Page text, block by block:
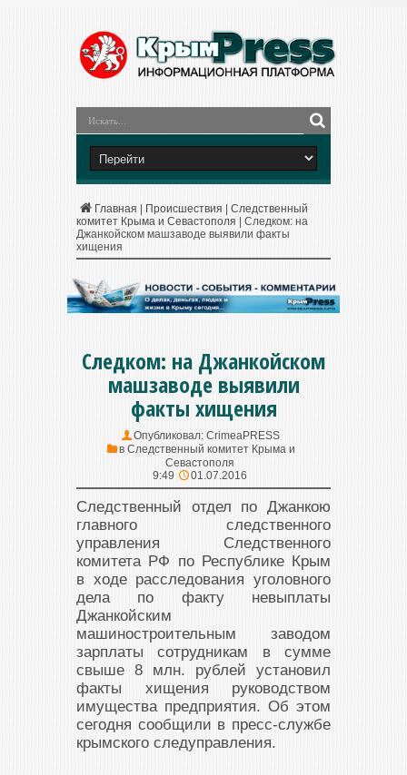
Главная Происшествия
Следственный
комитет Крыма и Севастополя
Следком: на
Джанкойском машзаводе выявили факты
хищения
Следком: на Джанкойском
машзаводе выявили
факты хищения
Опубликовал: CrimeaPRESS
в Следственный комитет Крыма и
Севастополя
9:49
01.07.2016
Следственный отдел по Джанкою
главного следственного
управления Следственного
комитета РФ по Республике Крым
в ходе расследования уголовного
дела по факту невыплаты
Джанкойским
машиностроительным заводом
зарплаты сотрудникам в сумме
свыше 8 млн. рублей установил
факты хищения руководством
имущества предприятия. Об этом
сегодня сообщили в пресс-службе
крымского следуправления.